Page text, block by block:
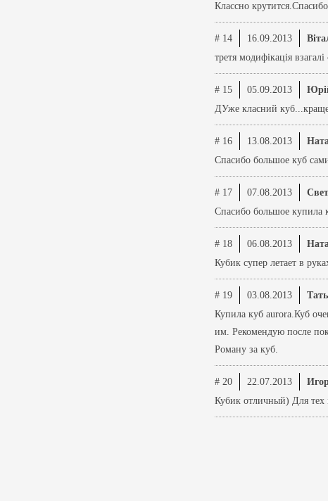
Классно
# 14 16.09.2013
третя модифікація
# 15 05.09.2013
ДУже класний
# 16 13.08.2013
Спасибо большое куб
# 17 07.08.2013
Спасибо большое купила
# 18 06.08.2013
Кубик супер летает в
# 19 03.08.2013
Купила куб aurora.Куб
им. Рекомендую после
Роману за куб.
# 20 22.07.2013
Кубик отличный) Для тех